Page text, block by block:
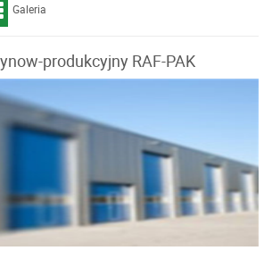
Galeria
produkcyjny RAF-PAK